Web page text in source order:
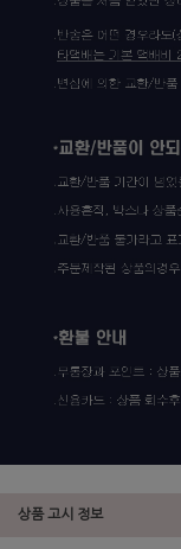
상품 고시 정보